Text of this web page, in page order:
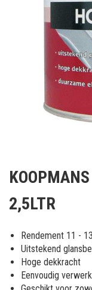
het
van
afbeeldingen-
gallerij
2,5LTR
Rendement 11 -
Uitstekend
Hoge dekkracht
Eenvoudig